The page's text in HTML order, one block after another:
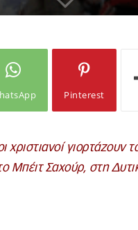
Pinterest
χριστιανοί γιορτάζουν
Μπέιτ Σαχούρ, στη